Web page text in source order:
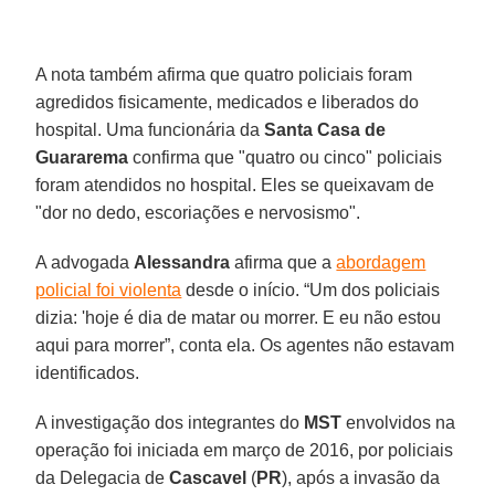
A nota também afirma que quatro policiais foram
agredidos fisicamente, medicados e liberados do
hospital. Uma funcionária daSanta Casa de
Guararema confirma que "quatro ou cinco" policiais
foram atendidos no hospital. Eles se queixavam de
"dor no dedo, escoriações e nervosismo".
A advogada Alessandra afirma que aabordagem
policial foi violenta desde o início. “Um dos policiais
dizia: 'hoje é dia de matar ou morrer. E eu não estou
aqui para morrer”, conta ela. Os agentes não estavam
identificados.
A investigação dos integrantes do MST envolvidos na
operação foi iniciada em março de 2016, por policiais
da Delegacia deCascavel (PR), após a invasão da